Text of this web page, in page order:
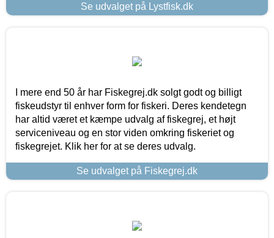
Se udvalget på Lystfisk.dk
I mere end 50 år har Fiskegrej.dk solgt godt og billigt
fiskeudstyr til enhver form for fiskeri. Deres kendetegn
har altid været et kæmpe udvalg af fiskegrej, et højt
serviceniveau og en stor viden omkring fiskeriet og
fiskegrejet. Klik her for at se deres udvalg.
Se udvalget på Fiskegrej.dk